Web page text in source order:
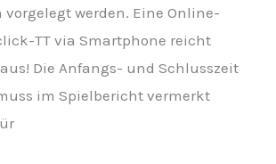
vorgelegt werden. Eine Online-
TT via Smartphone reicht
Die Anfangs- und Schlusszeit
im Spielbericht vermerkt